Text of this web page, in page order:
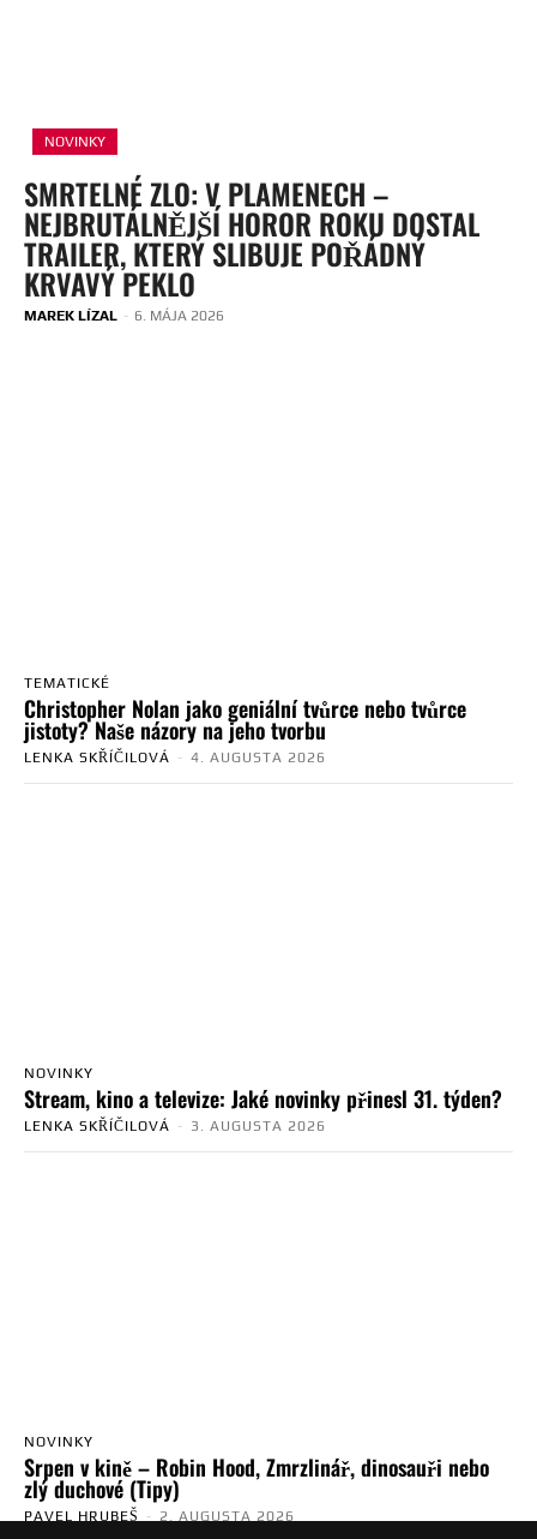
NOVINKY
SMRTELNÉ ZLO: V PLAMENECH –
NEJBRUTÁLNĚJŠÍ HOROR ROKU DOSTAL
TRAILER, KTERÝ SLIBUJE POŘÁDNÝ
KRVAVÝ PEKLO
MAREK LÍZAL - 6. MÁJA 2026
TEMATICKÉ
Christopher Nolan jako geniální tvůrce nebo tvůrce
jistoty? Naše názory na jeho tvorbu
LENKA SKŘÍČILOVÁ - 4. AUGUSTA 2026
NOVINKY
Stream, kino a televize: Jaké novinky přinesl 31. týden?
LENKA SKŘÍČILOVÁ - 3. AUGUSTA 2026
NOVINKY
Srpen v kině – Robin Hood, Zmrzlinář, dinosauři nebo
zlý duchové (Tipy)
PAVEL HRUBEŠ - 2. AUGUSTA 2026